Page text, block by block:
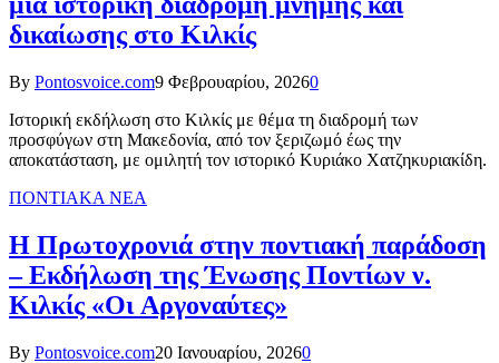
δικαίωσης στο Κιλκίς
By Pontosvoice.com9 Φεβρουαρίου, 20260
Ιστορική εκδήλωση στο Κιλκίς με θέμα τη διαδρομή των
προσφύγων στη Μακεδονία, από τον ξεριζωμό έως την
αποκατάσταση, με ομιλητή τον ιστορικό Κυριάκο Χατζηκυριακίδη.
ΠΟΝΤΙΑΚΑ ΝΕΑ
Η Πρωτοχρονιά στην ποντιακή παράδοση
– Εκδήλωση της Ένωσης Ποντίων ν.
Κιλκίς «Οι Αργοναύτες»
By Pontosvoice.com20 Ιανουαρίου, 20260